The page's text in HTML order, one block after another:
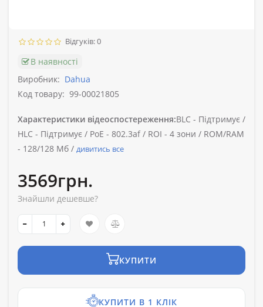
Відгуків: 0
В наявності
Виробник: Dahua
Код товару: 99-00021805
Характеристики відеоспостереження:BLC - Підтримує /
HLC - Підтримує / PoE - 802.3af / ROI - 4 зони / ROM/RAM
- 128/128 Мб / дивитись все
3569грн.
Знайшли дешевше?
КУПИТИ
КУПИТИ В 1 КЛІК